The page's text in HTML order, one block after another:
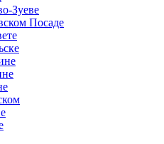
Зуеве
Посаде